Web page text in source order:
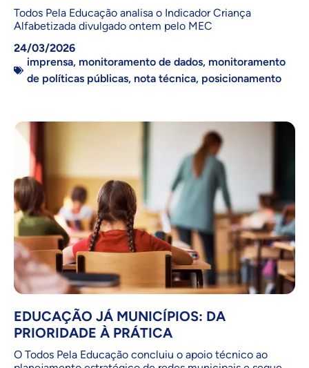
Todos Pela Educação analisa o Indicador Criança
Alfabetizada divulgado ontem pelo MEC
24/03/2026
imprensa, monitoramento de dados, monitoramento
de políticas públicas, nota técnica, posicionamento
EDUCAÇÃO JÁ MUNICÍPIOS: DA
PRIORIDADE À PRÁTICA
O Todos Pela Educação concluiu o apoio técnico ao